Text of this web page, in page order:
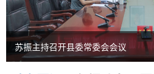
苏振主持召开县委常委会会议